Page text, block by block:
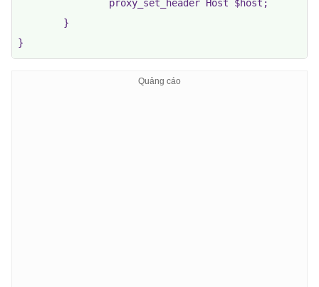
                proxy_set_header Host $host;
        }